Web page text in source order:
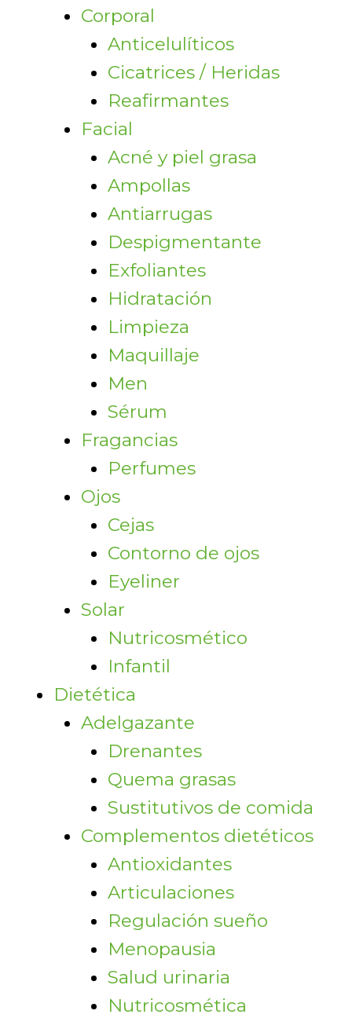
Corporal
Anticelulíticos
Cicatrices / Heridas
Reafirmantes
Facial
Acné y piel grasa
Ampollas
Antiarrugas
Despigmentante
Exfoliantes
Hidratación
Limpieza
Maquillaje
Men
Sérum
Fragancias
Perfumes
Ojos
Cejas
Contorno de ojos
Eyeliner
Solar
Nutricosmético
Infantil
Dietética
Adelgazante
Drenantes
Quema grasas
Sustitutivos de comida
Complementos dietéticos
Antioxidantes
Articulaciones
Regulación sueño
Menopausia
Salud urinaria
Nutricosmética